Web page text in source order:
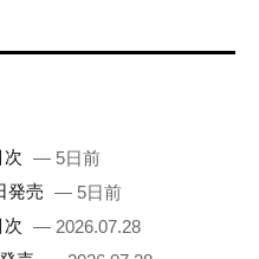
次 — 5日前
発売 — 5日前
次 — 2026.07.28